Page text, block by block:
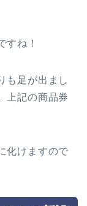
すね！
も足が出まし
上記の商品券
化けますので